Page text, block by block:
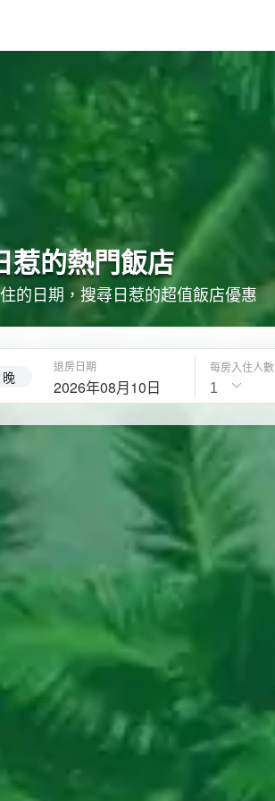
惹的熱門飯店
的日期，搜尋日惹的超值飯店優惠
退房日期
2026年08月10日
每房入住人數